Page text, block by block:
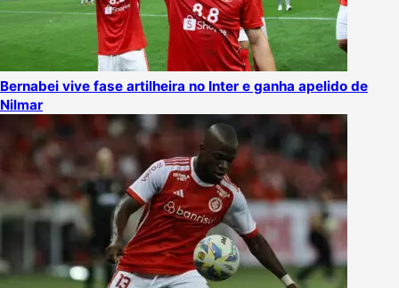
Bernabei vive fase artilheira no Inter e ganha apelido de
Nilmar